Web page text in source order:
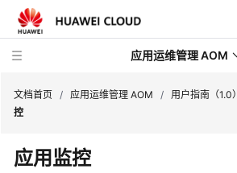
应用运维管理 AOM
新
文档首页 / 应用运维管理 AOM / 用户指南（1.0）
控
应用监控